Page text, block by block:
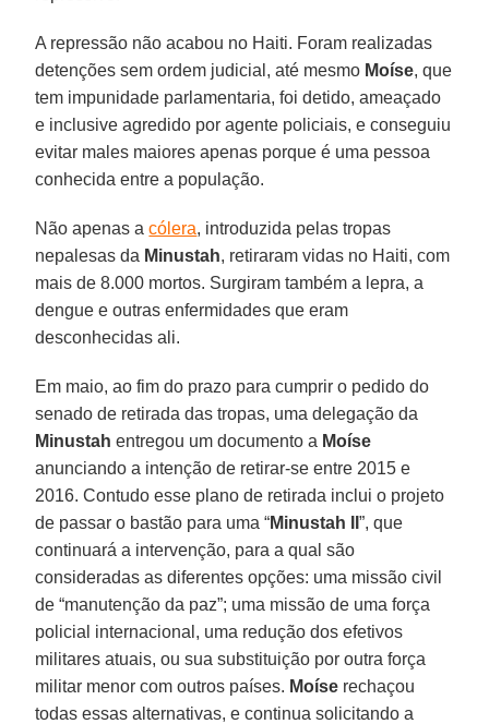
A repressão não acabou no Haiti. Foram realizadas
detenções sem ordem judicial, até mesmo Moíse, que
tem impunidade parlamentaria, foi detido, ameaçado
e inclusive agredido por agente policiais, e conseguiu
evitar males maiores apenas porque é uma pessoa
conhecida entre a população.
Não apenas acólera, introduzida pelas tropas
nepalesas da Minustah, retiraram vidas no Haiti, com
mais de 8.000 mortos. Surgiram também a lepra, a
dengue e outras enfermidades que eram
desconhecidas ali.
Em maio, ao fim do prazo para cumprir o pedido do
senado de retirada das tropas, uma delegação da
Minustah entregou um documento a Moíse
anunciando a intenção de retirar-se entre 2015 e
2016. Contudo esse plano de retirada inclui o projeto
de passar o bastão para uma “Minustah II”, que
continuará a intervenção, para a qual são
consideradas as diferentes opções: uma missão civil
de “manutenção da paz”; uma missão de uma força
policial internacional, uma redução dos efetivos
militares atuais, ou sua substituição por outra força
militar menor com outros países. Moíse rechaçou
todas essas alternativas, e continua solicitando a